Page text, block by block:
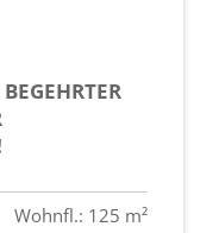
Wohnfl.: 125 m²